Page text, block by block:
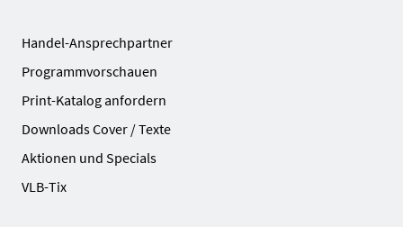
Handel-Ansprechpartner
Programmvorschauen
Print-Katalog anfordern
Downloads Cover / Texte
Aktionen und Specials
VLB-Tix